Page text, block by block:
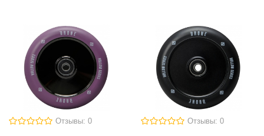
Отзывы: 0 Отзывы: 0